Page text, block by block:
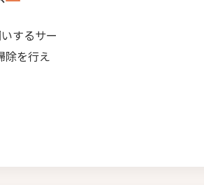
するサー
除を行え